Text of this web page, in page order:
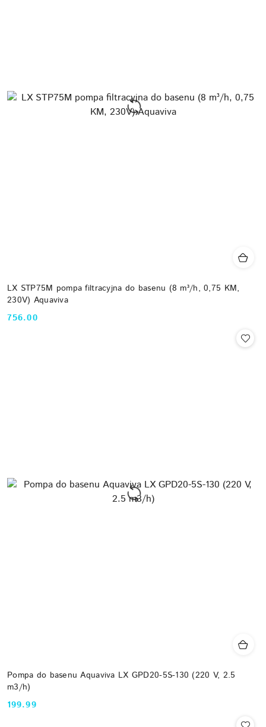
LX STP75M pompa filtracyjna do basenu (8 m³/h, 0,75 KM,
230V) Aquaviva
Cena:
756.00
Pompa do basenu Aquaviva LX GPD20-5S-130 (220 V, 2.5
m3/h)
Cena:
199.99